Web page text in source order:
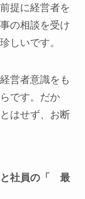
提に経営者を
の相談を受け
しいです。
営者意識をも
です。だか
はせず、お断
と社員の「 最